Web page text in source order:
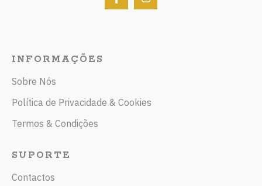
INFORMAÇÕES
Sobre Nós
Política de Privacidade & Cookies
Termos & Condições
SUPORTE
Contactos